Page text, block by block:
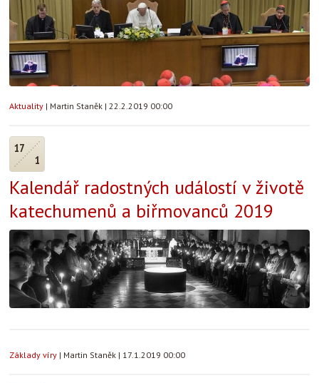
Aktuality | Martin Staněk | 22.2.2019 00:00
17
1
Kalendář radostných událostí v životě
katechumenů a biřmovanců 2019
Základy víry | Martin Staněk | 17.1.2019 00:00